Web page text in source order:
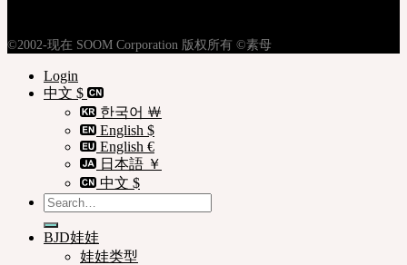
©2002-现在 SOOM Corporation 版权所有 ©素母
Login
中文 $
한국어 ￦
English $
English €
日本語 ￥
中文 $
Search
for:
BJD娃娃
娃娃类型